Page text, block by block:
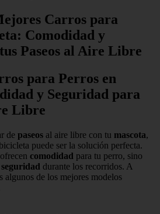
Carros para
Comodidad y
Paseos al Aire Libre
para Perros en
y Seguridad para
Libre
de paseos al aire libre con tu mascota,
puede ser la solución perfecta.
comodidad para tu perro, sino
seguridad durante los recorridos. A
algunos de los mejores modelos